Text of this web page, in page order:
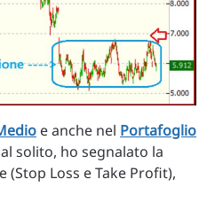
e anche nel Portafoglio
solito, ho segnalato la
Loss e Take Profit),